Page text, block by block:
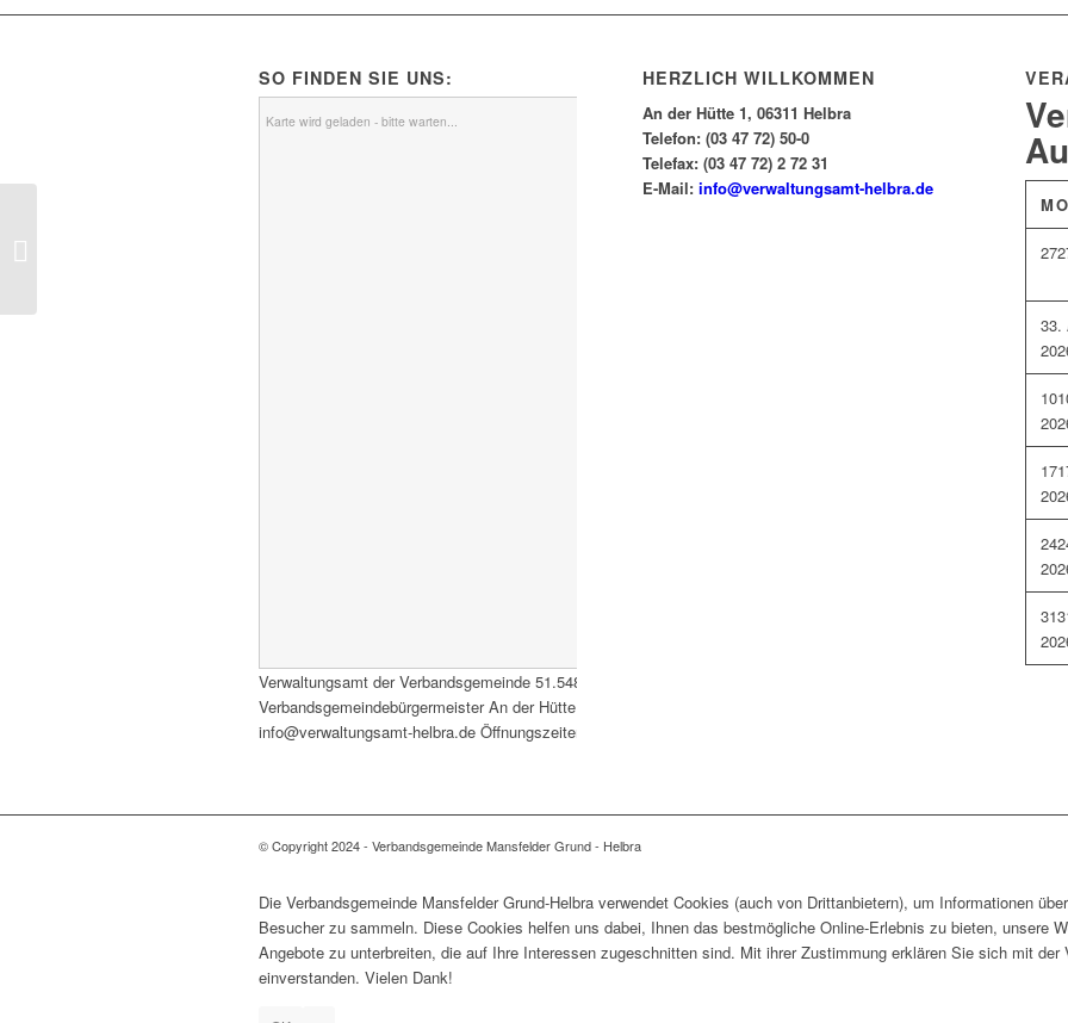
SO FINDEN SIE UNS:
Karte wird geladen - bitte warten...
Verwaltungsamt der Verbandsgemeinde 51.548177
Verbandsgemeindebürgermeister An der Hütte 1 06311 Helbra Tel.: 034772/ 50-0 E-Mail:
info@verwaltungsamt-helbra.de Öffnungszeiten: Siehe Startseite
HERZLICH WILLKOMMEN
An der Hütte 1, 06311 Helbra
Telefon: (03 47 72) 50-0
Telefax: (03 47 72) 2 72 31
E-Mail: info@verwaltungsamt-helbra.de
27
33.
10
17
24
31
© Copyright 2024 - Verbandsgemeinde Mansfelder Grund - Helbra
Die Verbandsgemeinde Mansfelder Grund-Helbra verwendet Cookies (auch von Drittanbietern), um Informationen
Besucher zu sammeln. Diese Cookies helfen uns dabei, Ihnen das bestmögliche Online-Erlebnis zu bieten, unsere
Angebote zu unterbreiten, die auf Ihre Interessen zugeschnitten sind. Mit ihrer Zustimmung erklären Sie sich mit der
einverstanden. Vielen Dank!